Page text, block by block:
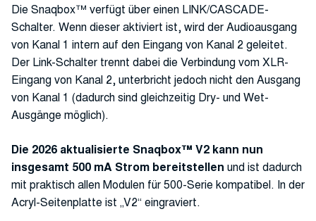
Die Snaqbox™ verfügt über einen LINK/CASCADE-
Schalter. Wenn dieser aktiviert ist, wird der Audioausgang
von Kanal 1 intern auf den Eingang von Kanal 2 geleitet.
Der Link-Schalter trennt dabei die Verbindung vom XLR-
Eingang von Kanal 2, unterbricht jedoch nicht den Ausgang
von Kanal 1 (dadurch sind gleichzeitig Dry- und Wet-
Ausgänge möglich).
Die 2026 aktualisierte Snaqbox™ V2 kann nun
insgesamt 500 mA Strom bereitstellen und ist dadurch
mit praktisch allen Modulen für 500-Serie kompatibel. In der
Acryl-Seitenplatte ist „V2“ eingraviert.